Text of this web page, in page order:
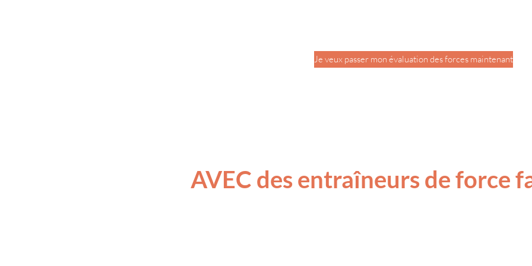
Je veux passer mon évaluation des forces maintenant
AVEC des entraîneurs de force